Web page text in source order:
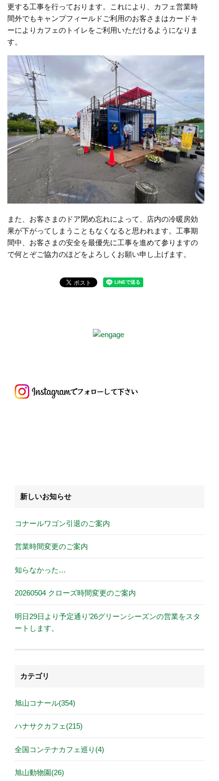
更する工事を行っております。これにより、カフェ営業時
間外でもキャンプフィールドご利用のお客さまはカードキ
ーによりカフェのトイレをご利用いただけるようになりま
す。
また、お客さまのドア閉め忘れによって、店内の冷暖房効
果が下がってしまうこともなくなると思われます。工事期
間中、お客さまの安全を最優先に工事を進めて参りますの
で何とぞご協力のほどをよろしくお願い申し上げます。
新しいお知らせ
コナールワゴン引退のご案内
営業時間変更のご案内
知らなかった…
20260504 クローズ時間変更のご案内
明日29日より予定通り’26グリーンシーズンの営業をスタ
ートします。
カテゴリ
旭山コナール(354)
ハナサクカフェ(215)
全国コンテナカフェ巡り(4)
旭山動物園(26)